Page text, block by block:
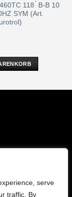
serve
traffic. By
118 ́ B-B 10
SYM (Art.